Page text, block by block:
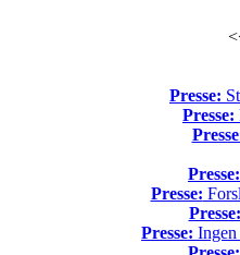
Presse:
Presse:
Presse:
Presse:
Presse:
Presse: Ingen